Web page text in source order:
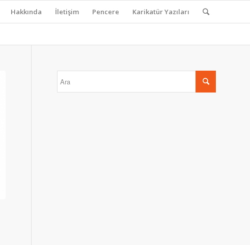
Hakkında İletişim Pencere Karikatür Yazıları